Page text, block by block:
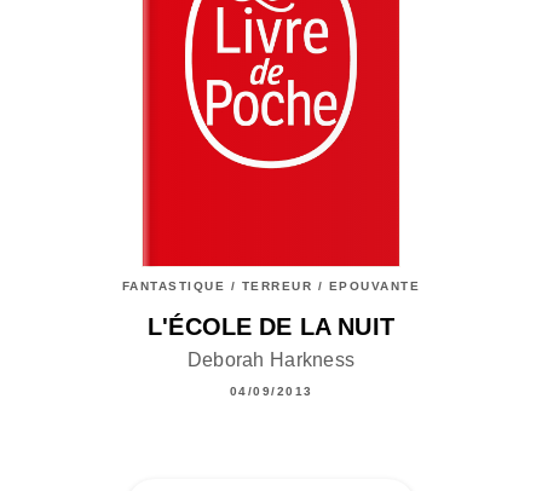
FANTASTIQUE / TERREUR / EPOUVANTE
L'ÉCOLE DE LA NUIT
Deborah Harkness
04/09/2013